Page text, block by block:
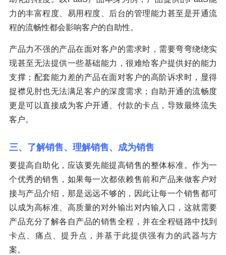
力的丰富程度、易用程度、后台的管理能力甚至是开通流
程的流畅性都会影响客户的自助性。
产品力不强的产品在面对客户的需求时，需要弯弯绕绕实
现甚至无法提供一些基础能力，很难给客户提供好的能力
支撑；配套能力差的产品在面对客户的高阶诉求时，显得
捉襟见肘也无法满足客户的深度需求；自助开通的流畅度
更是可以直接成为客户开通、付款的卡点，导致最终流失
客户。
三、了解销售、理解销售、成为销售
要提高自助化，应该要先能提高销售的整体标准。作为一
个优秀的销售，如果每一次都依赖售前和产品来做客户对
接与产品介绍，那是远远不够的，因此让每一个销售都可
以成为高标准、高质量的对外输出对内输入口，这就需要
产品充分了解各自产品的销售全程，并在全程链路中找到
卡点、痛点、提升点，并基于此提供强有力的武器与方
案。